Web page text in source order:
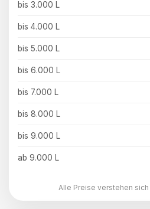
bis 3.000 L
bis 4.000 L
bis 5.000 L
bis 6.000 L
bis 7.000 L
bis 8.000 L
bis 9.000 L
ab 9.000 L
Alle Preise verstehen sich